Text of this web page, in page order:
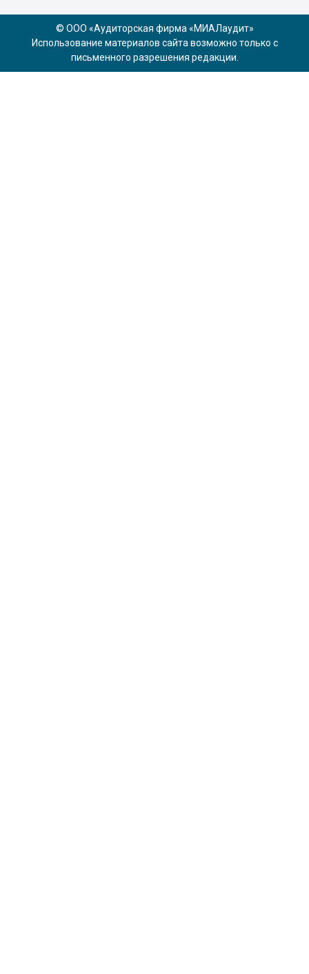
© ООО «Аудиторская фирма «МИАЛаудит»
Использование материалов сайта возможно только с
письменного разрешения редакции.